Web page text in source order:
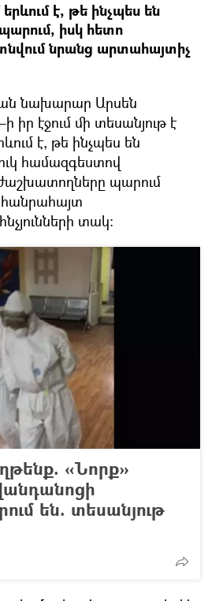
է, թե ինչպես են
իսկ հետո
նրանց արտահայտիչ
նախարար Արսեն
իր էջում մի տեսանյութ է
է, թե ինչպես են
համազգեստով
պարում
տակ։
«Նորք»
են. տեսանյութ